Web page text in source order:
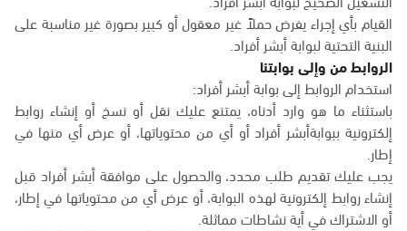
القيام بأي إجراء يفرض حملاً غير معقول أو كبير بصورة غير مناسبة على
البنية التحتية لبوابة أبشر أفراد.
الروابط من وإلى بوابتنا
استخدام الروابط إلى بوابة أبشر أفراد:
باستثناء ما هو وارد أدناه، يمتنع عليك نقل أو نسخ أو إنشاء روابط
إلكترونية ببوابةأبشر أفراد أو أي من محتوياتها، أو عرض أي منها في
إطار.
يجب عليك تقديم طلب محدد، والحصول على موافقة أبشر أفراد قبل
إنشاء روابط إلكترونية لهذه البوابة، أو عرض أي من محتوياتها في إطار،
أو الاشتراك في أية نشاطات مماثلة.